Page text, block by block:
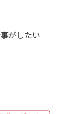
がしたい